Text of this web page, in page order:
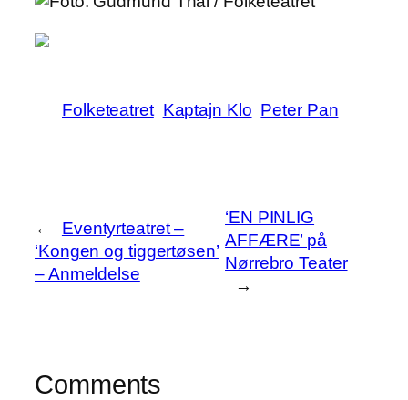
Folketeatret Kaptajn Klo Peter Pan
←
Eventyrteatret –
‘Kongen og tiggertøsen’
– Anmeldelse
‘EN PINLIG
AFFÆRE’ på
Nørrebro Teater
→
Comments